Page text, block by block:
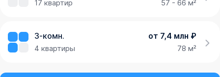
17 квартир 57 - 66 м²
3-комн. от 7,4 млн ₽
4 квартиры 78 м²